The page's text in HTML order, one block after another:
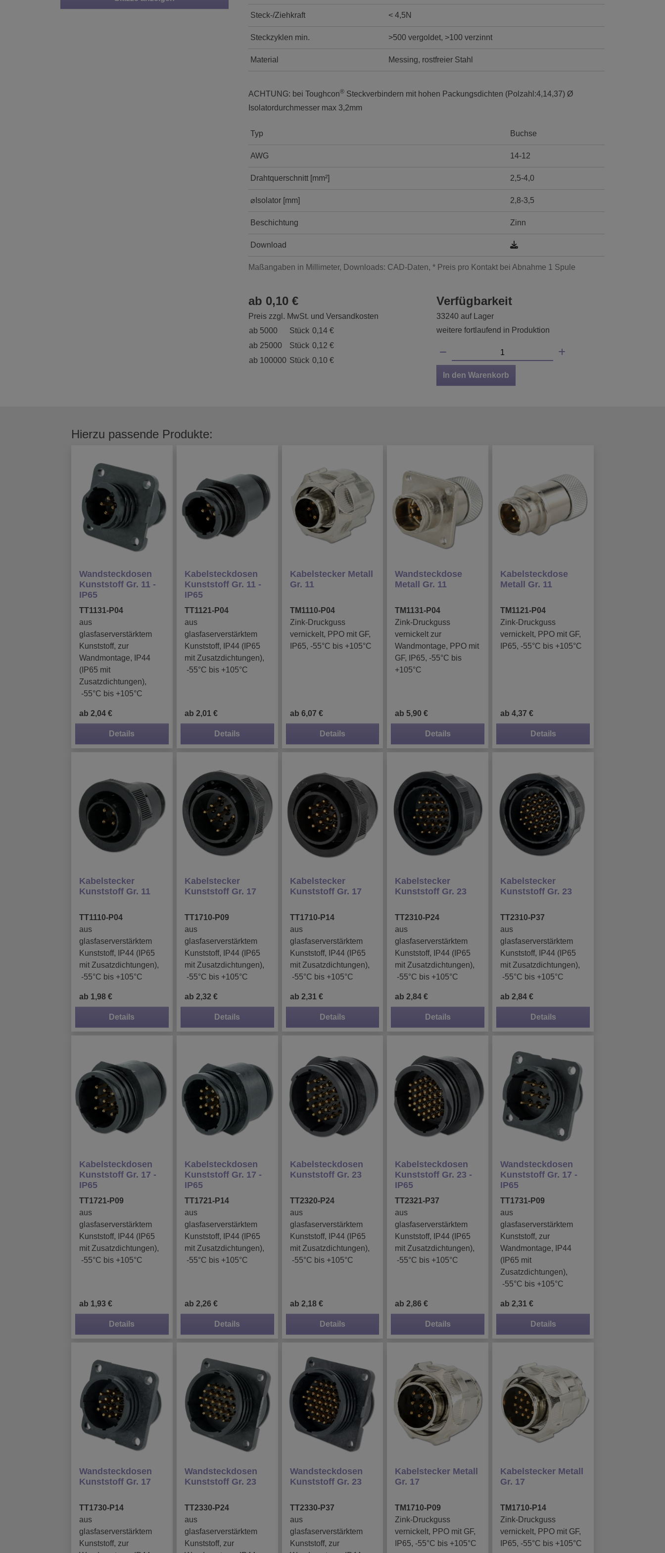
Steck-/Ziehkraft < 4,5N
Steckzyklen min. >500 vergoldet, >100 verzinnt
Material Messing, rostfreier Stahl
ACHTUNG: bei Toughcon® Steckverbindern mit hohen Packungsdichten (Polzahl:4,14,37) Ø
Isolatordurchmesser max 3,2mm
Maßangaben in Millimeter, Downloads: CAD-Daten, * Preis pro Kontakt bei Abnahme 1 Spule
Typ Buchse
AWG 14-12
Drahtquerschnitt [mm²] 2,5-4,0
⌀Isolator [mm] 2,8-3,5
Beschichtung Zinn
Download
ab 0,10 €
Preis zzgl. MwSt. und Versandkosten
ab 5000
Stück 0,14 €
ab 25000
Stück 0,12 €
ab 100000 Stück 0,10 €
Verfügbarkeit
33240 auf Lager
weitere fortlaufend in Produktion
In den Warenkorb
Hierzu passende Produkte:
Wandsteckdosen
Kunststoff Gr. 11 -
IP65
TT1131-P04
aus
glasfaserverstärktem
Kunststoff, zur
Wandmontage, IP44
(IP65 mit
Zusatzdichtungen),
-55°C bis +105°C
ab 2,04 €
Details
Kabelsteckdosen
Kunststoff Gr. 11 -
IP65
TT1121-P04
aus
glasfaserverstärktem
Kunststoff, IP44 (IP65
mit Zusatzdichtungen),
-55°C bis +105°C
ab 2,01 €
Details
Kabelstecker Metall
Gr. 11
TM1110-P04
Zink-Druckguss
vernickelt, PPO mit GF,
IP65, -55°C bis +105°C
ab 6,07 €
Details
Wandsteckdose
Metall Gr. 11
TM1131-P04
Zink-Druckguss
vernickelt zur
Wandmontage, PPO mit
GF, IP65, -55°C bis
+105°C
ab 5,90 €
Details
Kabelsteckdose
Metall Gr. 11
TM1121-P04
Zink-Druckguss
vernickelt, PPO mit GF,
IP65, -55°C bis +105°C
ab 4,37 €
Details
Kabelstecker
Kunststoff Gr. 11
TT1110-P04
aus
glasfaserverstärktem
Kunststoff, IP44 (IP65
mit Zusatzdichtungen),
-55°C bis +105°C
ab 1,98 €
Details
Kabelstecker
Kunststoff Gr. 17
TT1710-P09
aus
glasfaserverstärktem
Kunststoff, IP44 (IP65
mit Zusatzdichtungen),
-55°C bis +105°C
ab 2,32 €
Details
Kabelstecker
Kunststoff Gr. 17
TT1710-P14
aus
glasfaserverstärktem
Kunststoff, IP44 (IP65
mit Zusatzdichtungen),
-55°C bis +105°C
ab 2,31 €
Details
Kabelstecker
Kunststoff Gr. 23
TT2310-P24
aus
glasfaserverstärktem
Kunststoff, IP44 (IP65
mit Zusatzdichtungen),
-55°C bis +105°C
ab 2,84 €
Details
Kabelstecker
Kunststoff Gr. 23
TT2310-P37
aus
glasfaserverstärktem
Kunststoff, IP44 (IP65
mit Zusatzdichtungen),
-55°C bis +105°C
ab 2,84 €
Details
Kabelsteckdosen
Kunststoff Gr. 17 -
IP65
TT1721-P09
aus
glasfaserverstärktem
Kunststoff, IP44 (IP65
mit Zusatzdichtungen),
-55°C bis +105°C
ab 1,93 €
Details
Kabelsteckdosen
Kunststoff Gr. 17 -
IP65
TT1721-P14
aus
glasfaserverstärktem
Kunststoff, IP44 (IP65
mit Zusatzdichtungen),
-55°C bis +105°C
ab 2,26 €
Details
Kabelsteckdosen
Kunststoff Gr. 23
TT2320-P24
aus
glasfaserverstärktem
Kunststoff, IP44 (IP65
mit Zusatzdichtungen),
-55°C bis +105°C
ab 2,18 €
Details
Kabelsteckdosen
Kunststoff Gr. 23 -
IP65
TT2321-P37
aus
glasfaserverstärktem
Kunststoff, IP44 (IP65
mit Zusatzdichtungen),
-55°C bis +105°C
ab 2,86 €
Details
Wandsteckdosen
Kunststoff Gr. 17 -
IP65
TT1731-P09
aus
glasfaserverstärktem
Kunststoff, zur
Wandmontage, IP44
(IP65 mit
Zusatzdichtungen),
-55°C bis +105°C
ab 2,31 €
Details
Wandsteckdosen
Kunststoff Gr. 17
TT1730-P14
aus
glasfaserverstärktem
Kunststoff, zur
Wandsteckdosen
Kunststoff Gr. 23
TT2330-P24
aus
glasfaserverstärktem
Kunststoff, zur
Wandsteckdosen
Kunststoff Gr. 23
TT2330-P37
aus
glasfaserverstärktem
Kunststoff, zur
Kabelstecker Metall
Gr. 17
TM1710-P09
Zink-Druckguss
vernickelt, PPO mit GF,
IP65, -55°C bis +105°C
Kabelstecker Metall
Gr. 17
TM1710-P14
Zink-Druckguss
vernickelt, PPO mit GF,
IP65, -55°C bis +105°C